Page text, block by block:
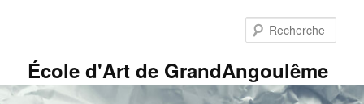
principalÉcole d'Art de GrandAngoulême